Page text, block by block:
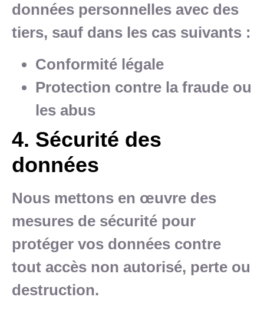
données personnelles avec des
tiers, sauf dans les cas suivants :
Conformité légale
Protection contre la fraude ou
les abus
4. Sécurité des
données
Nous mettons en œuvre des
mesures de sécurité pour
protéger vos données contre
tout accès non autorisé, perte ou
destruction.